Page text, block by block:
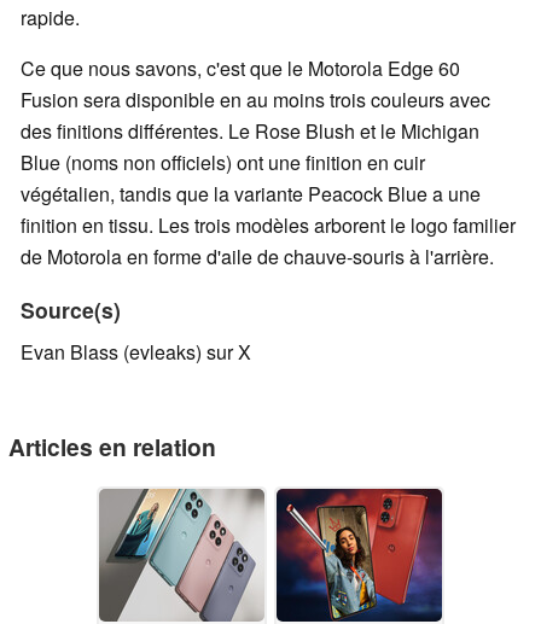
rapide.
Ce que nous savons, c'est que le Motorola Edge 60
Fusion sera disponible en au moins trois couleurs avec
des finitions différentes. Le Rose Blush et le Michigan
Blue (noms non officiels) ont une finition en cuir
végétalien, tandis que la variante Peacock Blue a une
finition en tissu. Les trois modèles arborent le logo familier
de Motorola en forme d'aile de chauve-souris à l'arrière.
Source(s)
Evan Blass (evleaks) sur X
Articles en relation